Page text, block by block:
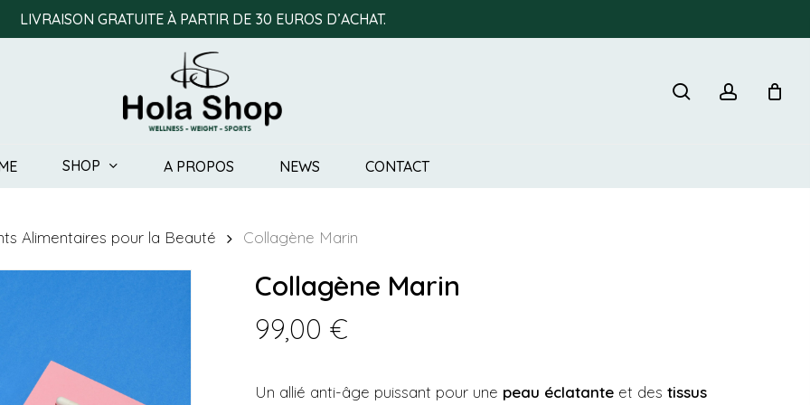
LIVRAISON GRATUITE À PARTIR DE 30 EUROS D’ACHAT.
SHOP A PROPOS NEWS CONTACT
Alimentaires pour la Beauté Collagène Marin
Collagène Marin
99,00 €
Un allié anti-âge puissant pour une peau éclatante et destissus
Votre adresse e-mail ne sera pas publiée.
Les champs obligatoires sont
indiqués avec
Votre note*
Votre avis*